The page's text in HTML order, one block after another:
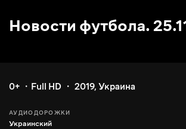
Новости футбола.
0+ Full HD 2019, Украина
АУДИОДОРОЖКИ
Украинский